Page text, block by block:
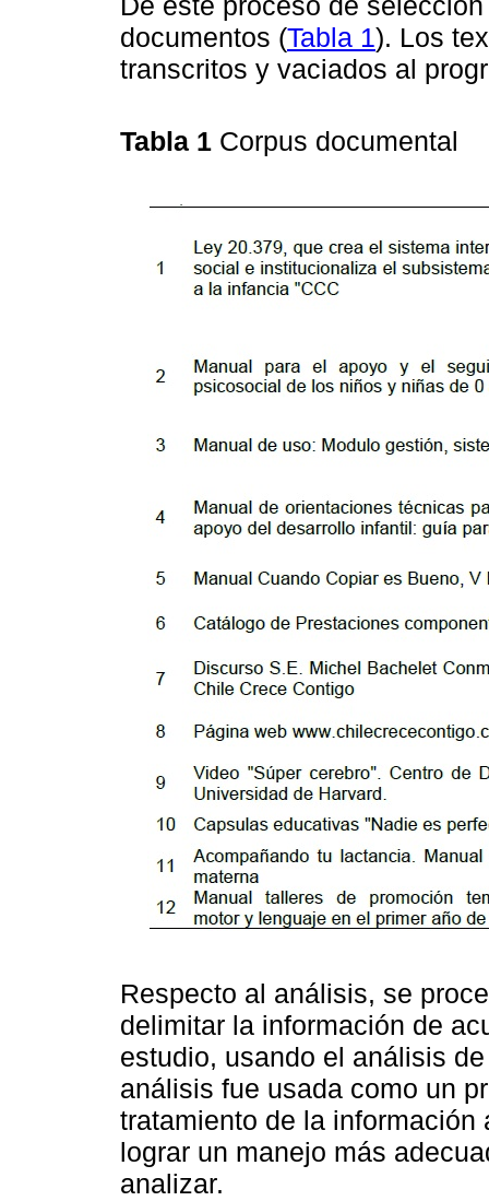
documentos (Tabla 1). Los
transcritos y vaciados al
Tabla 1 Corpus documental
Respecto al análisis, se
delimitar la información de
estudio, usando el análisis
análisis fue usada como un
tratamiento de la
lograr un manejo más
analizar.